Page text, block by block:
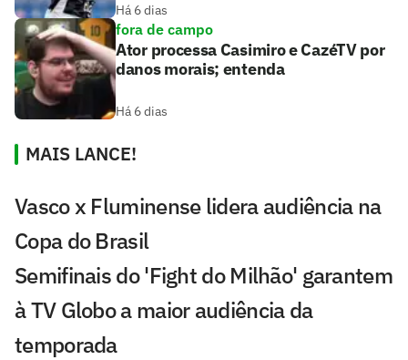
Há 6 dias
fora de campo
Ator processa Casimiro e CazéTV por
danos morais; entenda
Há 6 dias
MAIS LANCE!
Vasco x Fluminense lidera audiência na
Copa do Brasil
Semifinais do 'Fight do Milhão' garantem
à TV Globo a maior audiência da
temporada